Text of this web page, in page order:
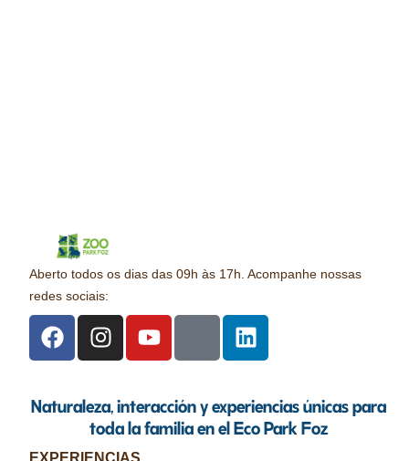
Aberto todos os dias das 09h às 17h. Acompanhe nossas
redes sociais:
Naturaleza, interacción y experiencias únicas para
toda la familia en el Eco Park Foz
EXPERIENCIAS